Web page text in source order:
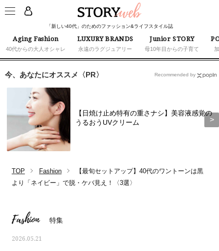
「新しい40代」のためのファッション&ライフスタイル誌
Aging Fashion
40代からの大人オシャレ
LUXURY BRANDS
永遠のラグジュアリー
Junior STORY
母10年目からの子育て
今、あなたにオススメ〈PR〉
【日焼け止め特有の重さナシ】美容液感覚の
うるおうUVクリーム
Recommended by
TOP Fashion
【最旬セットアップ】40代のワントーンは黒
より「ネイビー」で脱・ケバ見え！〈3選〉
Fashion 特集
2026.05.21